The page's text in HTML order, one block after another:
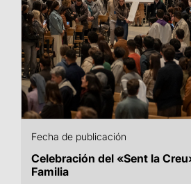
Fecha de publicación
Celebración del «Sent la
Familia